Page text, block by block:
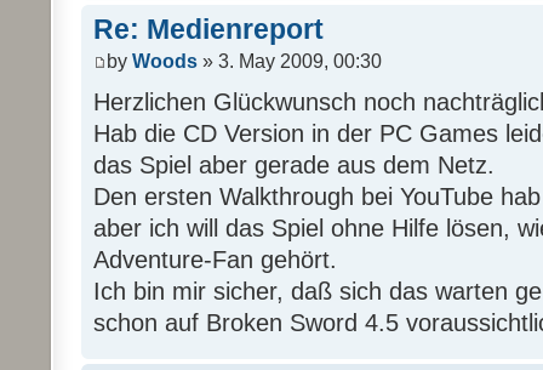
Re: Medienreport
by Woods » 3. May 2009, 00:30
Herzlichen Glückwunsch noch
Hab die CD Version in der PC Games
das Spiel aber gerade aus dem Netz.
Den ersten Walkthrough bei YouTube
aber ich will das Spiel ohne Hilfe lösen,
Adventure-Fan gehört.
Ich bin mir sicher, daß sich das warten
schon auf Broken Sword 4.5